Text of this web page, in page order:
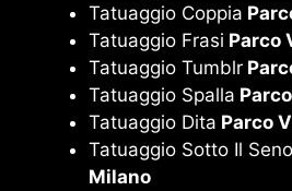
Tatuaggio Coppia
Tatuaggio Frasi Parco
Tatuaggio Tumblr
Tatuaggio Spalla
Tatuaggio Dita Parco
Tatuaggio Sotto Il Seno
Milano